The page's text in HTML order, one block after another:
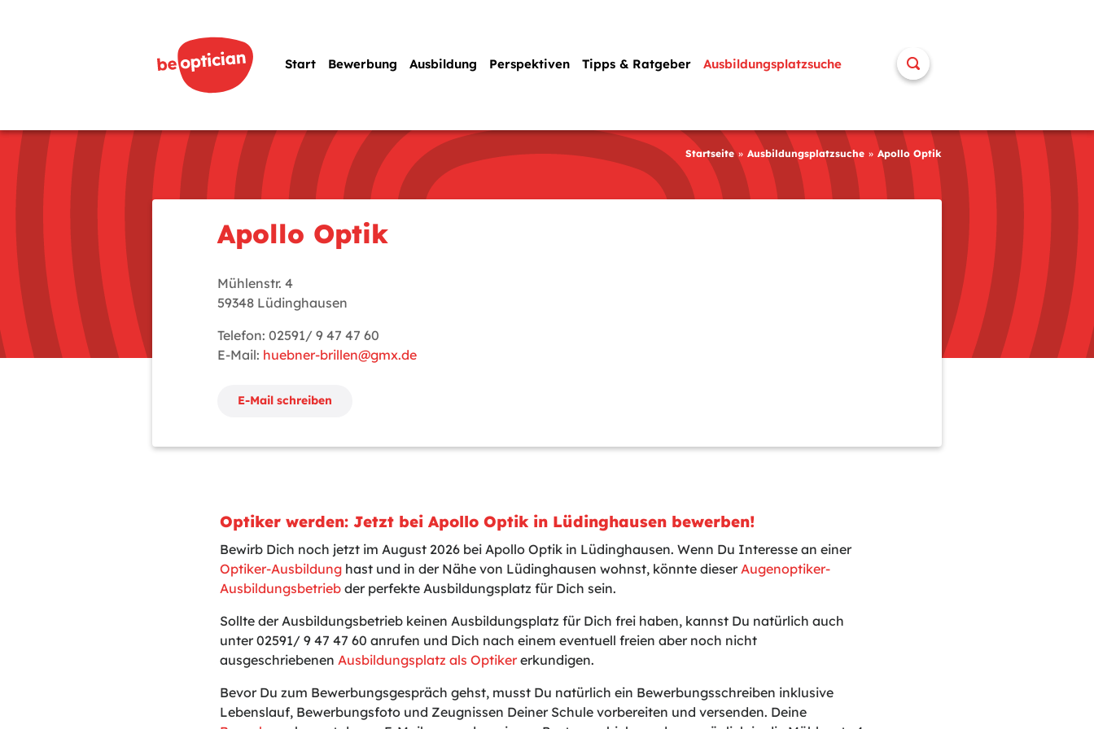
Start Bewerbung Ausbildung Perspektiven Tipps & Ratgeber Ausbildungsplatzsuche
Startseite Ausbildungsplatzsuche Apollo Optik
Apollo Optik
Mühlenstr. 4
59348 Lüdinghausen
Telefon: 02591/ 9 47 47 60
E-Mail: huebner-brillen@gmx.de
E-Mail schreiben
Optiker werden: Jetzt bei Apollo Optik in Lüdinghausen bewerben!
Bewirb Dich noch jetzt im August 2026 bei Apollo Optik in Lüdinghausen. Wenn Du Interesse an einer
Optiker-Ausbildung hast und in der Nähe von Lüdinghausen wohnst, könnte dieserAugenoptiker-
Ausbildungsbetrieb der perfekte Ausbildungsplatz für Dich sein.
Sollte der Ausbildungsbetrieb keinen Ausbildungsplatz für Dich frei haben, kannst Du natürlich auch
unter 02591/ 9 47 47 60 anrufen und Dich nach einem eventuell freien aber noch nicht
ausgeschriebenenAusbildungsplatz als Optiker erkundigen.
Bevor Du zum Bewerbungsgespräch gehst, musst Du natürlich ein Bewerbungsschreiben inklusive
Lebenslauf, Bewerbungsfoto und Zeugnissen Deiner Schule vorbereiten und versenden. Deine